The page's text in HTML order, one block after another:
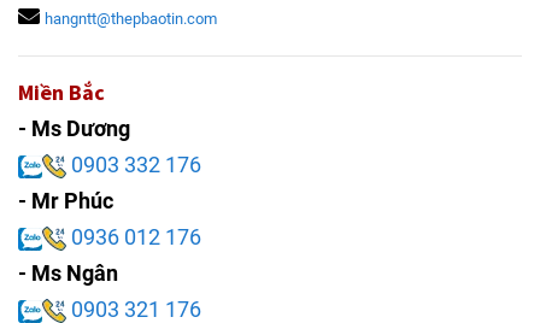
hangntt@thepbaotin.com
Miền Bắc
- Ms Dương
0903 332 176
- Mr Phúc
0936 012 176
- Ms Ngân
0903 321 176